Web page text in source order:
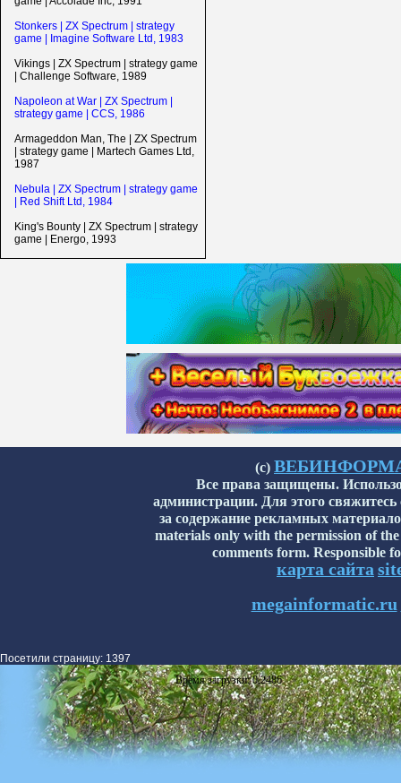
Stonkers | ZX Spectrum | strategy
game | Imagine Software Ltd, 1983
Vikings | ZX Spectrum | strategy game
| Challenge Software, 1989
Napoleon at War | ZX Spectrum |
strategy game | CCS, 1986
Armageddon Man, The | ZX Spectrum
| strategy game | Martech Games Ltd,
1987
Nebula | ZX Spectrum | strategy game
| Red Shift Ltd, 1984
King's Bounty | ZX Spectrum | strategy
game | Energo, 1993
(с)
Все права защищены.
администрации. Для этого
за содержание рекламных
materials only with the permission of
comments form. Responsible
карта сайта
megainformatic.ru
Посетили страницу: 1397
Время загрузки: 0,2486